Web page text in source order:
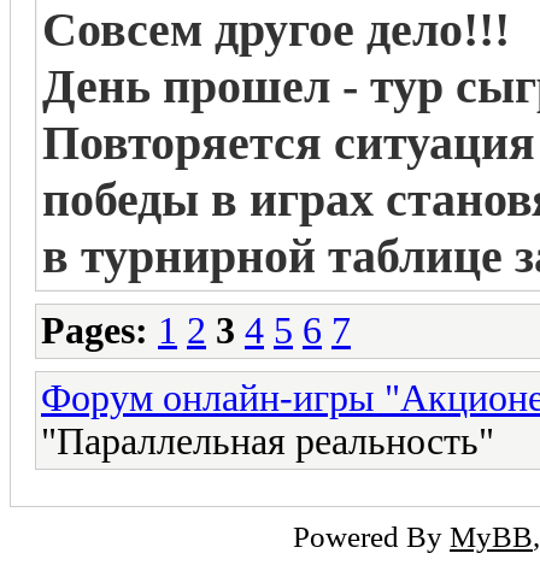
Совсем другое дело!!!
День прошел - тур
Повторяется
победы в играх
в турнирной таблице
Pages: 1 2 3 4 5 6 7
Форум онлайн-игры
"Параллельная реальность"
Powered By MyBB